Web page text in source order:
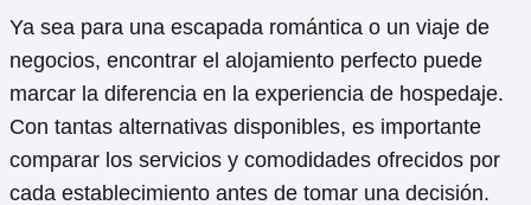
Ya sea para una escapada romántica o un viaje de
negocios, encontrar el alojamiento perfecto puede
marcar la diferencia en la experiencia de hospedaje.
Con tantas alternativas disponibles, es importante
comparar los servicios y comodidades ofrecidos por
cada establecimiento antes de tomar una decisión.